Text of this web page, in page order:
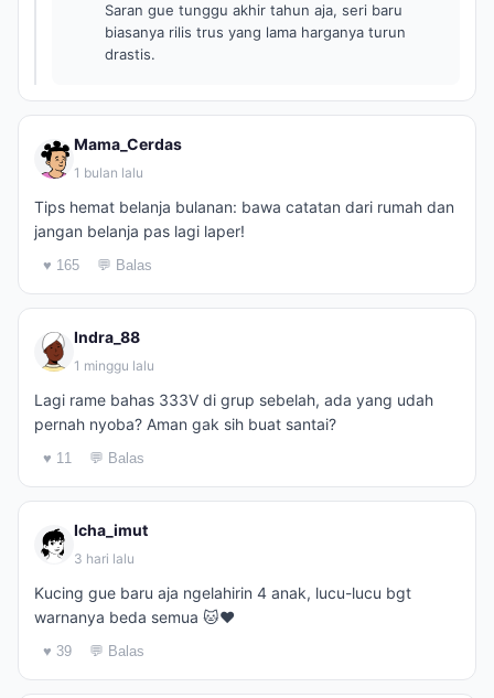
Saran gue tunggu akhir tahun aja, seri baru
biasanya rilis trus yang lama harganya turun
drastis.
Mama_Cerdas
1 bulan lalu
Tips hemat belanja bulanan: bawa catatan dari rumah dan
jangan belanja pas lagi laper!
♥ 165 💬 Balas
Indra_88
1 minggu lalu
Lagi rame bahas 333V di grup sebelah, ada yang udah
pernah nyoba? Aman gak sih buat santai?
♥ 11 💬 Balas
Icha_imut
3 hari lalu
Kucing gue baru aja ngelahirin 4 anak, lucu-lucu bgt
warnanya beda semua 🐱❤️
♥ 39 💬 Balas